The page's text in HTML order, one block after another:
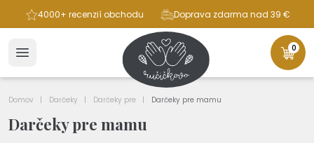
4000+ recenzií obchodu Doprava zdarma nad 39 €
0
Domov Darčeky Darčeky pre Darčeky pre mamu
Darčeky pre mamu